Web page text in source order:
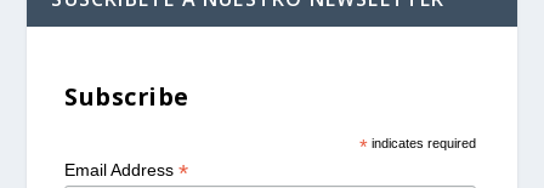
Subscribe
*indicates required
Email Address*